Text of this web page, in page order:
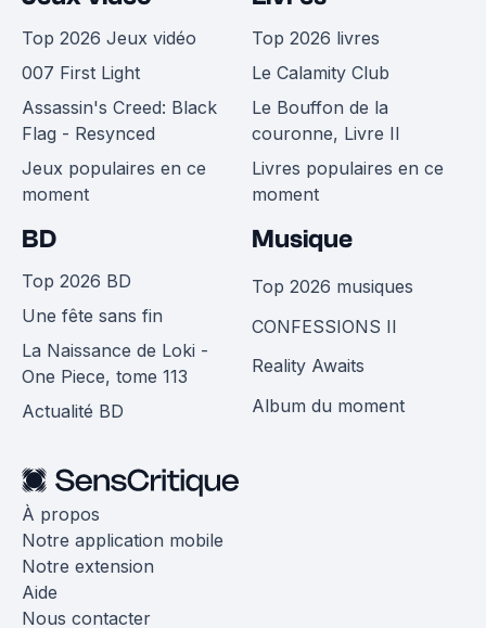
Top 2026 Jeux vidéo
007 First Light
Assassin's Creed: Black
Flag - Resynced
Jeux populaires en ce
moment
Top 2026 livres
Le Calamity Club
Le Bouffon de la
couronne, Livre II
Livres populaires en ce
moment
BD
Top 2026 BD
Une fête sans fin
La Naissance de Loki -
One Piece, tome 113
Actualité BD
Musique
Top 2026 musiques
CONFESSIONS II
Reality Awaits
Album du moment
À propos
Notre application mobile
Notre extension
Aide
Nous contacter